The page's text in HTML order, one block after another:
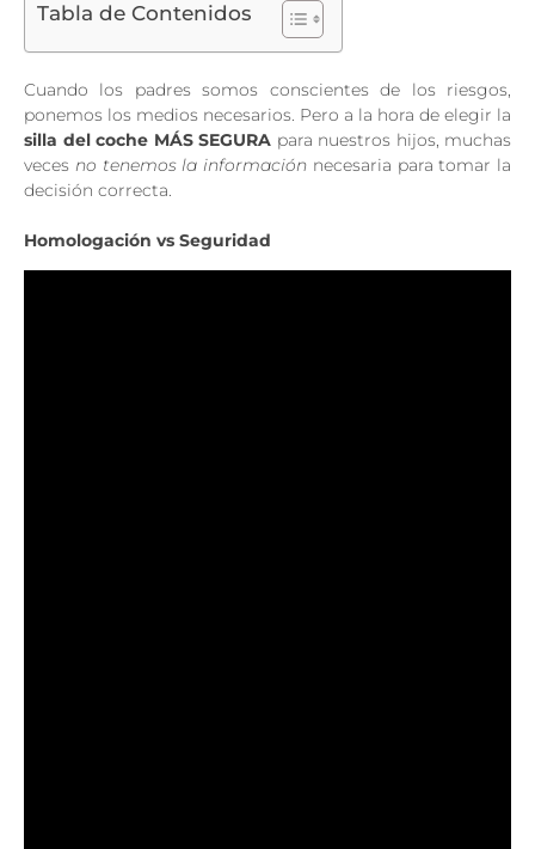
Tabla de Contenidos
Cuando los padres somos conscientes de los riesgos,
ponemos los medios necesarios. Pero a la hora de elegir la
silla del coche MÁS SEGURA para nuestros hijos, muchas
veces no tenemos la información necesaria para tomar la
decisión correcta.
Homologación vs Seguridad